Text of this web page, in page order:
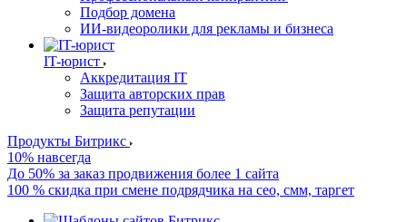
Подбор домена
ИИ-видеоролики для рекламы и бизнеса
IT-юрист
Аккредитация IT
Защита авторских прав
Защита репутации
Продукты Битрикс
10% навсегда
До 50% за заказ продвижения более 1 сайта
100 % скидка при смене подрядчика на сео, смм, таргет